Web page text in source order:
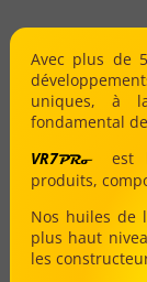
Avec plus de
uniques, à
fondamental
VR7PRoest le
produits,
Nos huiles de
plus haut
les